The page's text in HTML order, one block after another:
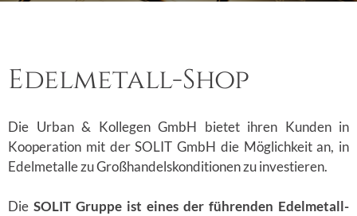
Edelmetall-Shop
Die Urban & Kollegen GmbH bietet ihren Kunden in
Kooperation mit der SOLIT GmbH die Möglichkeit an, in
Edelmetalle zu Großhandelskonditionen zu investieren.
Die SOLIT Gruppe ist eines der führenden Edelmetall-